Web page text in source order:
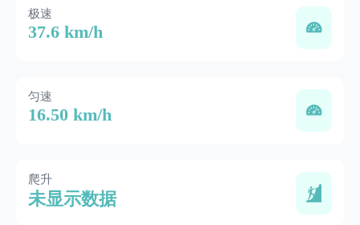
极速
37.6 km/h
匀速
16.50 km/h
爬升
未显示数据